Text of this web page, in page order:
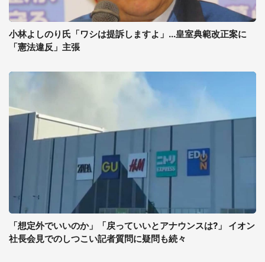
小林よしのり氏「ワシは提訴しますよ」...皇室典範改正案に
「憲法違反」主張
「想定外でいいのか」「戻っていいとアナウンスは?」 イオン
社長会見でのしつこい記者質問に疑問も続々